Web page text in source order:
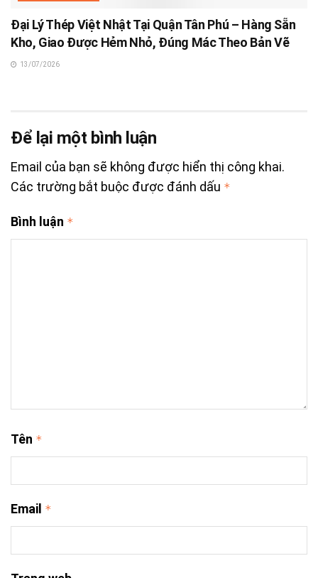
Đại Lý Thép Việt Nhật Tại Quận Tân Phú – Hàng Sẵn
Kho, Giao Được Hẻm Nhỏ, Đúng Mác Theo Bản Vẽ
13/07/2026
Để lại một bình luận
Email của bạn sẽ không được hiển thị công khai.
Các trường bắt buộc được đánh dấu *
Bình luận *
Tên *
Email *